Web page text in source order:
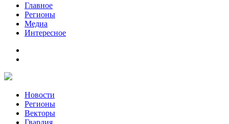
Главное
Регионы
Медиа
Интересное
Новости
Регионы
Векторы
Гвардия